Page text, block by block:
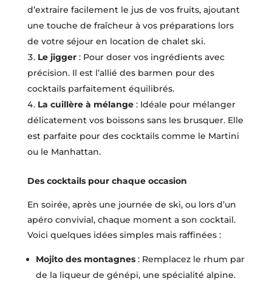
d’extraire facilement le jus de vos fruits, ajoutant
une touche de fraîcheur à vos préparations lors
de votre séjour en location de chalet ski.
Le jigger: Pour doser vos ingrédients avec
précision. Il est l’allié des barmen pour des
cocktails parfaitement équilibrés.
La cuillère à mélange: Idéale pour mélanger
délicatement vos boissons sans les brusquer. Elle
est parfaite pour des cocktails comme le Martini
ou le Manhattan.
Des cocktails pour chaque occasion
En soirée, après une journée de ski, ou lors d’un
apéro convivial, chaque moment a son cocktail.
Voici quelques idées simples mais raffinées :
Mojito des montagnes: Remplacez le rhum par
de la liqueur de génépi, une spécialité alpine.